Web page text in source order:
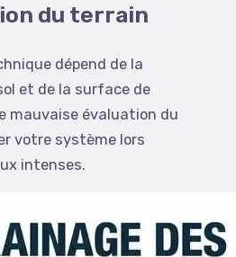
du terrain
dépend de la
et de la surface de
mauvaise évaluation du
votre système lors
intenses.